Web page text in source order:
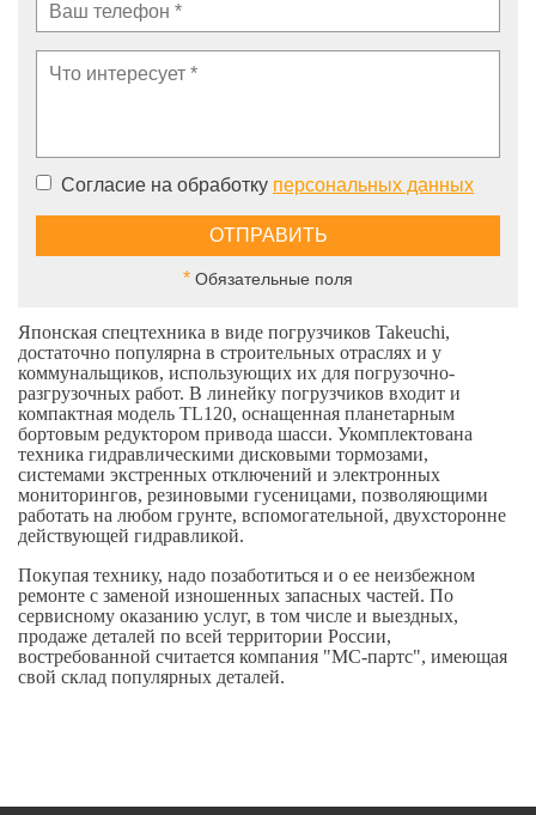
Согласие на обработку персональных данных
* Обязательные поля
Японская спецтехника в виде погрузчиков Takeuchi,
достаточно популярна в строительных отраслях и у
коммунальщиков, использующих их для погрузочно-
разгрузочных работ. В линейку погрузчиков входит и
компактная модель TL120, оснащенная планетарным
бортовым редуктором привода шасси. Укомплектована
техника гидравлическими дисковыми тормозами,
системами экстренных отключений и электронных
мониторингов, резиновыми гусеницами, позволяющими
работать на любом грунте, вспомогательной, двухсторонне
действующей гидравликой.
Покупая технику, надо позаботиться и о ее неизбежном
ремонте с заменой изношенных запасных частей. По
сервисному оказанию услуг, в том числе и выездных,
продаже деталей по всей территории России,
востребованной считается компания "МС-партс", имеющая
свой склад популярных деталей.